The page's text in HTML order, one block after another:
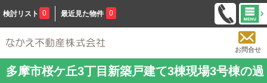
検討リスト 0 最近見た物件 0
お問合せ
多摩市桜ケ丘3丁目新築戸建て3棟現場3号棟の過